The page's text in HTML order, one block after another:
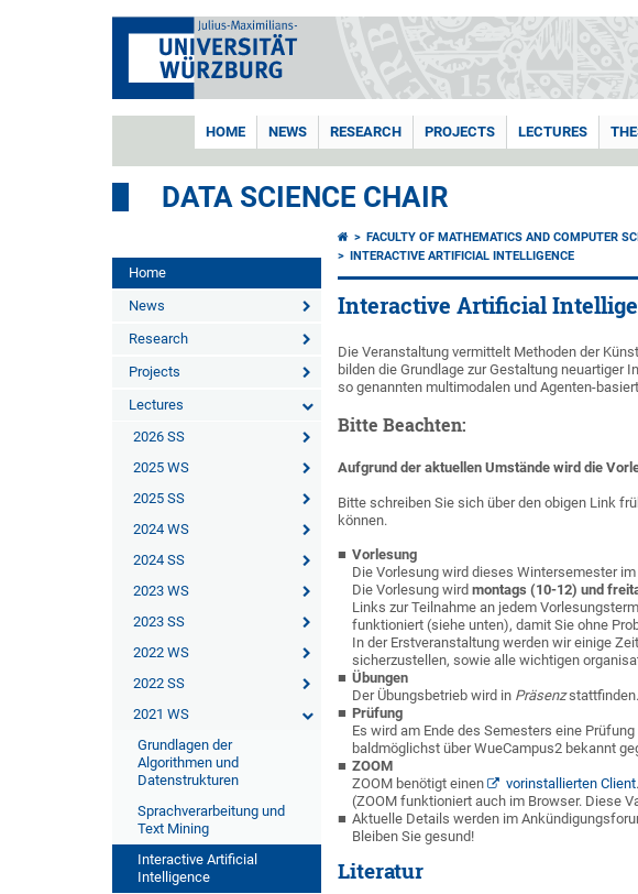
HOME NEWS RESEARCH PROJECTS LECTURES
DATA SCIENCE CHAIR
Home
News
Research
Projects
Lectures
2026 SS
2025 WS
2025 SS
2024 WS
2024 SS
2023 WS
2023 SS
2022 WS
2022 SS
2021 WS
Grundlagen der
Algorithmen und
Datenstrukturen
Sprachverarbeitung und
Text Mining
Interactive Artificial
Intelligence
FACULTY OF MATHEMATICS AND COMPUTER
INTERACTIVE ARTIFICIAL INTELLIGENCE
Interactive Artificial
Die Veranstaltung vermittelt Methoden der
bilden die Grundlage zur Gestaltung neuartiger
so genannten multimodalen und Agenten-
Bitte Beachten:
Aufgrund der aktuellen Umstände wird die
Bitte schreiben Sie sich über den obigen Link
können.
Vorlesung
Die Vorlesung wird dieses Wintersemester
Die Vorlesung wirdmontags (10-12) und
Links zur Teilnahme an jedem
funktioniert (siehe unten), damit Sie ohne
In der Erstveranstaltung werden wir einige
sicherzustellen, sowie alle wichtigen
Übungen
Der Übungsbetrieb wird in Präsenzstattfinden.
Prüfung
Es wird am Ende des Semesters eine
baldmöglichst über WueCampus2 bekannt
ZOOM
ZOOM benötigt einen
vorinstallierten Client
(ZOOM funktioniert auch im Browser. Diese
Aktuelle Details werden im
Bleiben Sie gesund!
Literatur